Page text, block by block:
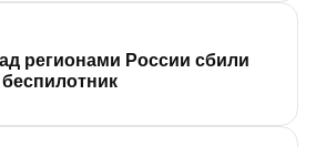
регионами России сбили